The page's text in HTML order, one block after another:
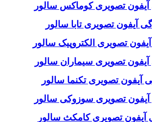
آیفون تصویری کوماکس سالور
آیفون تصویری تابا سالور
تصویری الکتروپیک سالور
آیفون تصویری سیماران سالور
آیفون تصویری تکنما سالور
آیفون تصویری سوزوکی سالور
آیفون تصویری کامکث سالور